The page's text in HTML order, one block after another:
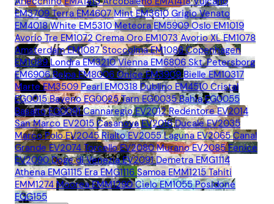
EM3709 Terra EM4607 Mint EM3610 Grigio Venato
EM4018 White EM5310 Meteora EM5909 Oslo EM1019
Avorio Tre EM1072 Crema Oro EM1073 Avorio XL EM1078
Amsterdam EM1087 Stoccolma EM1088 Copenhagen
EM1089 Londra EM3210 Vienna EM6806 Skt. Petersborg
EM6906 Belpa EM8006 Onice EM3909 Bielle EM10317
Marte EM3509 Pearl EM0318 Dublino EM4510 Cristal
EG0015 Baveno EG0025 Tarn EG0035 Bahia EG0055
Basalto EG0091 Cannaregio EV2012 Redentore EV2014
San Marco EV2015 Casanova EV2016 Ducale EV2035
Marco Polo EV2045 Rialto EV2055 Laguna EV2065 Canal
Grande EV2074 Torcello EV2080 Murano EV2085 Fenice
EV2090 Doge di Venezia EV2091 Demetra EMG1114
Athena EMG1115 Era EMG1116 Samoa EMM1215 Tahiti
EMM1274 Moorea EMM1290 Cielo EM1055 Posidone
EGG155